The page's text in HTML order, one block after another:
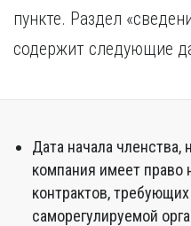
пункте. Раздел
содержит следующие
Дата начала членства,
компания имеет право
контрактов,
саморегулируемой